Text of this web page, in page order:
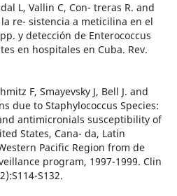
L, Vallin C, Con- treras R. and
re- sistencia a meticilina en el
y detección de Enterococcus
en hospitales en Cuba. Rev.
F, Smayevsky J, Bell J. and
due to Staphylococcus Species:
antimicronials susceptibility of
States, Cana- da, Latin
Pacific Region from de
program, 1997-1999. Clin
S132.